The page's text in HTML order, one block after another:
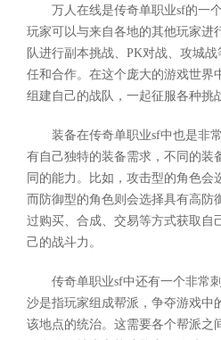
万人在线是传奇单职业sf的一
玩家可以与来自各地的其他玩家进
队进行副本挑战、PK对战、攻城
任和合作。在这个庞大的游戏世界
组建自己的战队，一起征服各种挑
装备在传奇单职业sf中也是非
有自己独特的装备需求，不同的装
同的能力。比如，攻击型的角色会
而防御型的角色则会选择具有高防
过购买、合成、交易等方式获取自
己的战斗力。
传奇单职业sf中还有一个非常
沙是指玩家组成帮派，争夺游戏中
该地点的统治。这需要各个帮派之